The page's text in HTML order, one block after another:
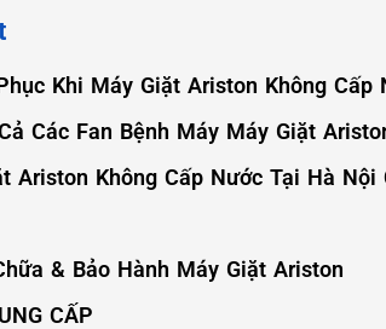
Khi Máy Giặt Ariston Không Cấp
Các Fan Bệnh Máy Máy Giặt
Ariston Không Cấp Nước Tại Hà Nội
& Bảo Hành Máy Giặt Ariston
CẤP